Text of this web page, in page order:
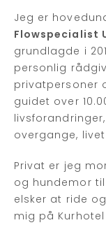
Jeg er
Flowspecialist
grundlagde i
personlig
privatpersoner
guidet over
overgange,
Privat er jeg
og hundemor
elsker at ride
mig på